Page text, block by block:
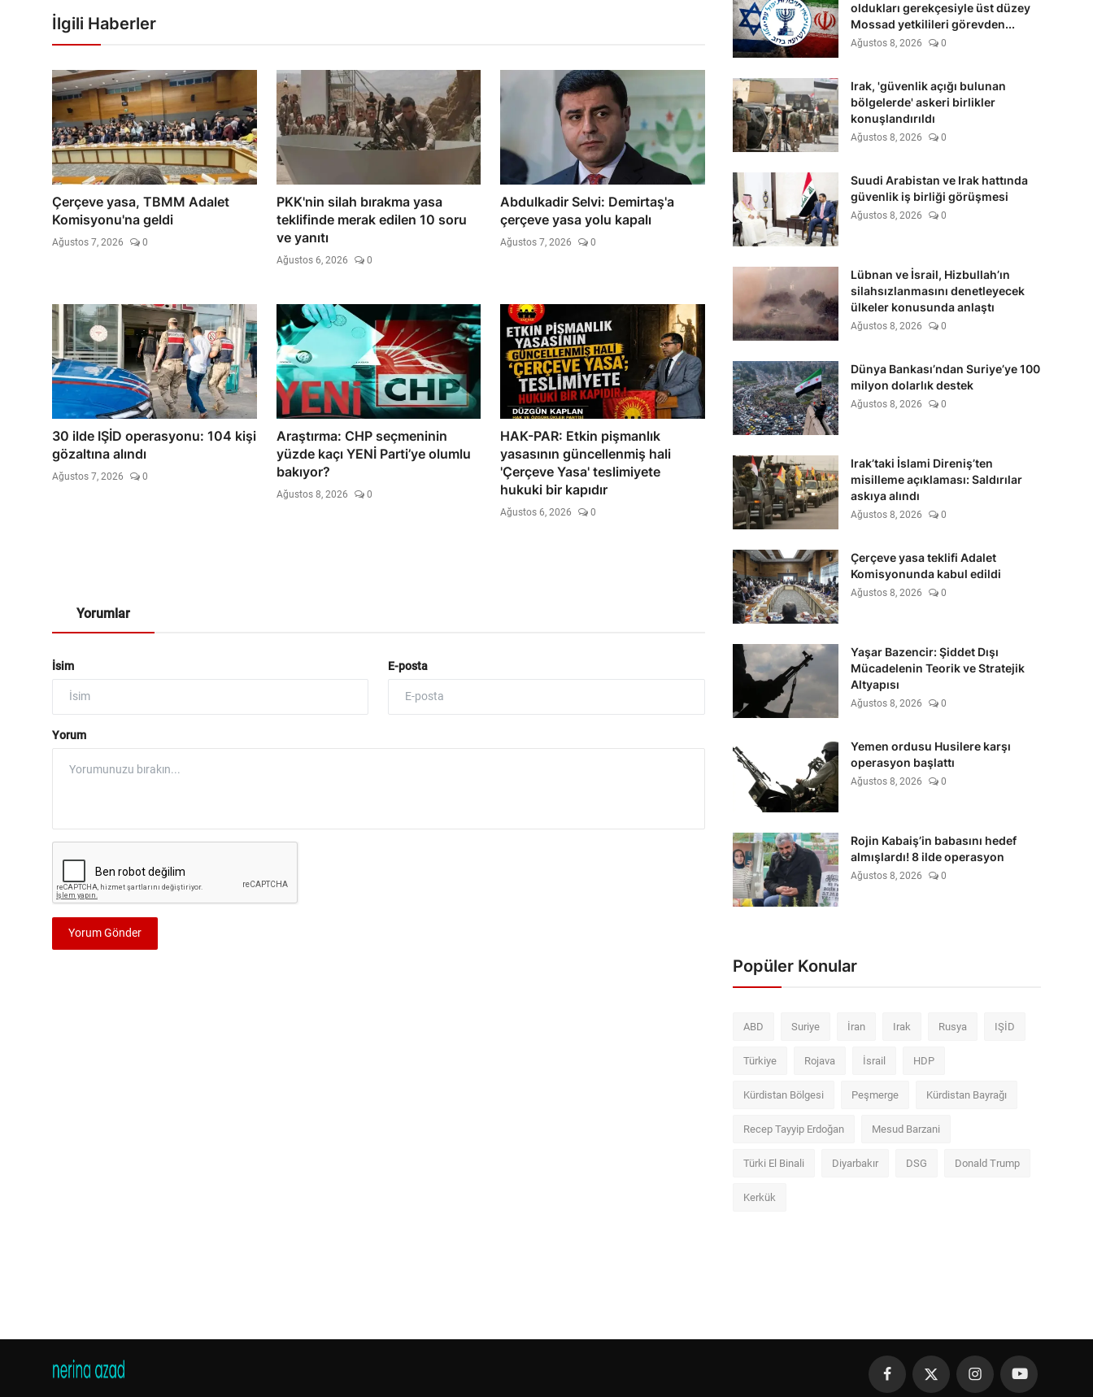
İlgili Haberler
Çerçeve yasa, TBMM Adalet
Komisyonu'na geldi
Ağustos 7, 2026 0
PKK'nin silah bırakma yasa
teklifinde merak edilen 10 soru
ve yanıtı
Ağustos 6, 2026 0
Abdulkadir Selvi: Demirtaş'a
çerçeve yasa yolu kapalı
Ağustos 7, 2026 0
30 ilde IŞİD operasyonu: 104 kişi
gözaltına alındı
Ağustos 7, 2026 0
Araştırma: CHP seçmeninin
yüzde kaçı YENİ Parti’ye olumlu
bakıyor?
Ağustos 8, 2026 0
HAK-PAR: Etkin pişmanlık
yasasının güncellenmiş hali
'Çerçeve Yasa' teslimiyete
hukuki bir kapıdır
Ağustos 6, 2026 0
Yorumlar
İsim E-posta
Yorum
Yorum Gönder
oldukları gerekçesiyle üst düzey
Mossad yetkilileri görevden...
Ağustos 8, 2026 0
Irak, 'güvenlik açığı bulunan
bölgelerde' askeri birlikler
konuşlandırıldı
Ağustos 8, 2026 0
Suudi Arabistan ve Irak hattında
güvenlik iş birliği görüşmesi
Ağustos 8, 2026 0
Lübnan ve İsrail, Hizbullah’ın
silahsızlanmasını denetleyecek
ülkeler konusunda anlaştı
Ağustos 8, 2026 0
Dünya Bankası’ndan Suriye’ye 100
milyon dolarlık destek
Ağustos 8, 2026 0
Irak’taki İslami Direniş’ten
misilleme açıklaması: Saldırılar
askıya alındı
Ağustos 8, 2026 0
Çerçeve yasa teklifi Adalet
Komisyonunda kabul edildi
Ağustos 8, 2026 0
Yaşar Bazencir: Şiddet Dışı
Mücadelenin Teorik ve Stratejik
Altyapısı
Ağustos 8, 2026 0
Yemen ordusu Husilere karşı
operasyon başlattı
Ağustos 8, 2026 0
Rojin Kabaiş’in babasını hedef
almışlardı! 8 ilde operasyon
Ağustos 8, 2026 0
Popüler Konular
ABD Suriye İran Irak Rusya IŞİD
Türkiye Rojava İsrail HDP
Kürdistan Bölgesi Peşmerge Kürdistan Bayrağı
Recep Tayyip Erdoğan Mesud Barzani
Türki El Binali Diyarbakır DSG Donald Trump
Kerkük